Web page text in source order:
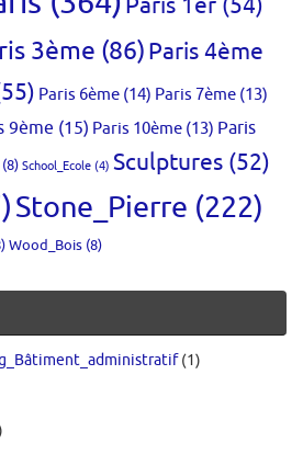
3ème (86)Paris 4ème
Paris 6ème (14) Paris 7ème (13)
9ème (15) Paris 10ème (13) Paris
(8) School_Ecole (4) Sculptures (52)
Stone_Pierre (222)
Wood_Bois (8)
(1)